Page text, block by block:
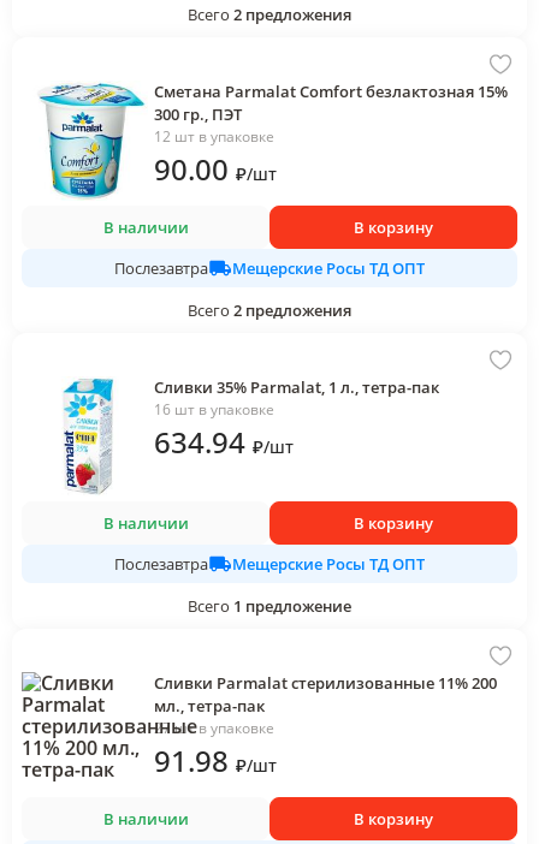
Всего 2 предложения
Сметана Parmalat Comfort безлактозная 15%
300 гр., ПЭТ
12 шт в упаковке
90.00 ₽/шт
В наличии
В корзину
Послезавтра
Мещерские Росы ТД ОПТ
Всего 2 предложения
Сливки 35% Parmalat, 1 л., тетра-пак
16 шт в упаковке
634.94 ₽/шт
В наличии
В корзину
Послезавтра
Мещерские Росы ТД ОПТ
Всего 1 предложение
Сливки Parmalat стерилизованные 11% 200
мл., тетра-пак
27 шт в упаковке
91.98 ₽/шт
В наличии
В корзину